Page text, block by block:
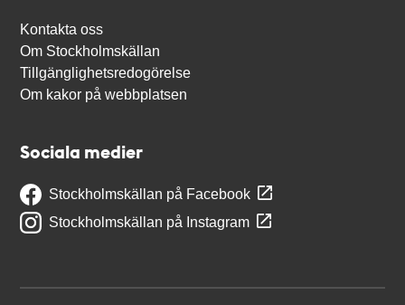
Kontakta oss
Om Stockholmskällan
Tillgänglighetsredogörelse
Om kakor på webbplatsen
Sociala medier
Stockholmskällan på Facebook
Stockholmskällan på Instagram